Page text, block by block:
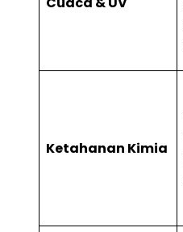
Ketahanan Kimia